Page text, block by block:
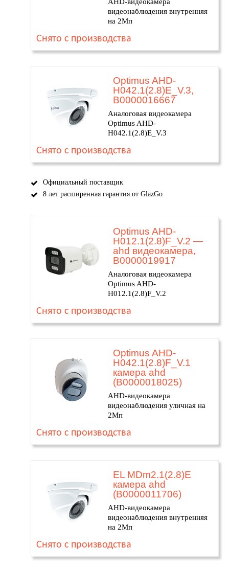
видеонаблюдения внутренняя
на 2Мп
Снято с производства
Optimus AHD-
H042.1(2.8)E_V.3,
В0000016667
Аналоговая видеокамера
Optimus AHD-
H042.1(2.8)E_V.3
Снято с производства
Официальный поставщик
8 лет расширенная гарантия от GlazGo
Optimus AHD-
H012.1(2.8)F_V.2 —
ahd видеокамера,
В0000019917
Аналоговая видеокамера
Optimus AHD-
H012.1(2.8)F_V.2
Снято с производства
Optimus AHD-
H042.1(2.8)F_V.1
камера ahd
(В0000018025)
AHD-видеокамера
видеонаблюдения уличная на
2Мп
Снято с производства
EL MDm2.1(2.8)Е
камера ahd
(В0000011706)
AHD-видеокамера
видеонаблюдения внутренняя
на 2Мп
Снято с производства